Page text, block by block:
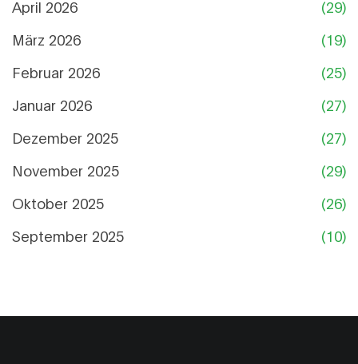
April 2026
(29)
März 2026
(19)
Februar 2026
(25)
Januar 2026
(27)
Dezember 2025
(27)
November 2025
(29)
Oktober 2025
(26)
September 2025
(10)